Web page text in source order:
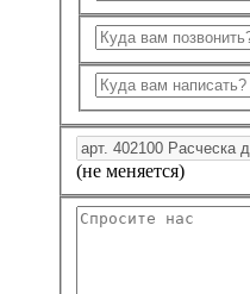
(не меняется)